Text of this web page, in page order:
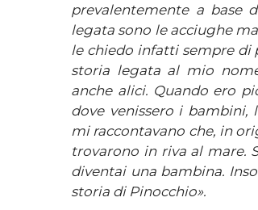
prevalentemente a base
legata sono le acciughe
le chiedo infatti sempre di
storia legata al mio
anche alici. Quando ero
dove venissero i bambini,
mi raccontavano che, in
trovarono in riva al mare.
diventai una bambina.
storia di Pinocchio».